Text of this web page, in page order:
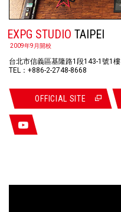
EXPG STUDIO TAIPEI
2009年9月開校
台北市信義區基隆路1段143-1號1樓
TEL：+886-2-2748-8668
OFFICIAL SITE